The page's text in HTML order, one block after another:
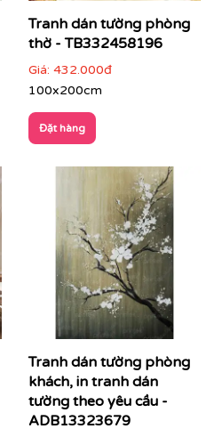
Chickita - Liễu Giai, Hà Nội
dễ dàng vệ sinh, công nghệ
nét và bền màu tuyệt đối.
Tranh dán tường phòng
thờ - TB332458196
Giá: 432.000đ
100x200cm
Đặt hàng
Tranh dán tường phòng
khách, in tranh dán
tường theo yêu cầu -
ADB13323679